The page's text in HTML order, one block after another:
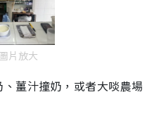
片放大
薑汁撞奶，或者大啖農場